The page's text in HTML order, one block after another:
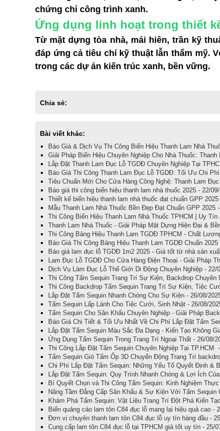
chứng chỉ công trình xanh.
Ứng dụng linh hoạt trong thiết
Từ mặt dựng tòa nhà, mái hiên, trần kỹ
đáp ứng cả tiêu chí kỹ thuật lẫn thẩm mỹ.
trong các dự án kiến trúc xanh, bền vững.
Chia sẻ:
Bài viết khác:
Báo Giá & Dịch Vụ Thi Công Biển Hiệu Thanh Lam Nhà
Giải Pháp Biển Hiệu Chuyên Nghiệp Cho Nhà Thuốc:
Lắp Đặt Thanh Lam Đục Lỗ TGDĐ Chuyên Nghiệp Tại
Báo Giá Thi Công Thanh Lam Đục Lỗ TGDĐ: Tối Ưu Chi
Tiêu Chuẩn Mới Cho Cửa Hàng Công Nghệ: Thanh Lam
Báo giá thi công biển hiệu thanh lam nhà thuốc 2025 - 22/
Thiết kế biển hiệu thanh lam nhà thuốc đạt chuẩn GPP
Mẫu Thanh Lam Nhà Thuốc Bền Đẹp Đạt Chuẩn GPP 2025
Thi Công Biển Hiệu Thanh Lam Nhà Thuốc TPHCM | Uy
Thanh Lam Nhà Thuốc - Giải Pháp Mặt Dựng Hiện Đại &
Thi Công Bảng Hiệu Thanh Lam TGDĐ TPHCM - Chất
Báo Giá Thi Công Bảng Hiệu Thanh Lam TGDĐ Chuẩn 2025
Báo giá lam đục lỗ TGDĐ 1m2 2025 - Giá tốt từ nhà sản
Lam Đục Lỗ TGDĐ Cho Cửa Hàng Điện Thoại - Giải Pháp
Dịch Vụ Làm Đục Lỗ Thế Giới Di Động Chuyên Nghiệp - 22/
Thi Công Tấm Sequin Trang Trí Sự Kiện, Backdrop Chuyên
Thi Công Backdrop Tấm Sequin Trang Trí Sự Kiện, Tiệc
Lắp Đặt Tấm Sequin Nhanh Chóng Cho Sự Kiện - 26/08/
Tấm Sequin Lấp Lánh Cho Tiệc Cưới, Sinh Nhật - 26/08/
Tấm Sequin Cho Sân Khấu Chuyên Nghiệp - Giải Pháp
Báo Giá Chi Tiết & Tối Ưu Nhất Về Chi Phí Lắp Đặt Tấm
Lắp Đặt Tấm Sequin Màu Sắc Đa Dạng - Kiến Tạo Không
Ứng Dụng Tấm Sequin Trong Trang Trí Ngoại Thất - 26/08/
Thi Công Lắp Đặt Tấm Sequin Chuyên Nghiệp Tại TP.HCM
Tấm Sequin Gió Tấm Ốp 3D Chuyển Động Trang Trí
Chi Phí Lắp Đặt Tấm Sequin: Những Yếu Tố Quyết Định &
Lắp Đặt Tấm Sequin: Quy Trình Nhanh Chóng & Lợi Ích
Bí Quyết Chọn và Thi Công Tấm Sequin: Kinh Nghiệm
Nâng Tầm Đẳng Cấp Sân Khấu & Sự Kiện Với Tấm Sequin
Khám Phá Tấm Sequin: Vật Liệu Trang Trí Đột Phá Kiến
Biển quảng cáo lam tôn C84 đục lỗ mang lại hiệu quả cao -
Đơn vị chuyên thanh lam tôn C84 đục lỗ uy tín hàng đầu -
Cung cấp lam tôn C84 đục lỗ tại TPHCM giá tốt uy tín - 25/